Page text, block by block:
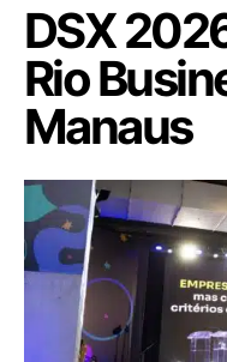
DSX
Rio
Manaus